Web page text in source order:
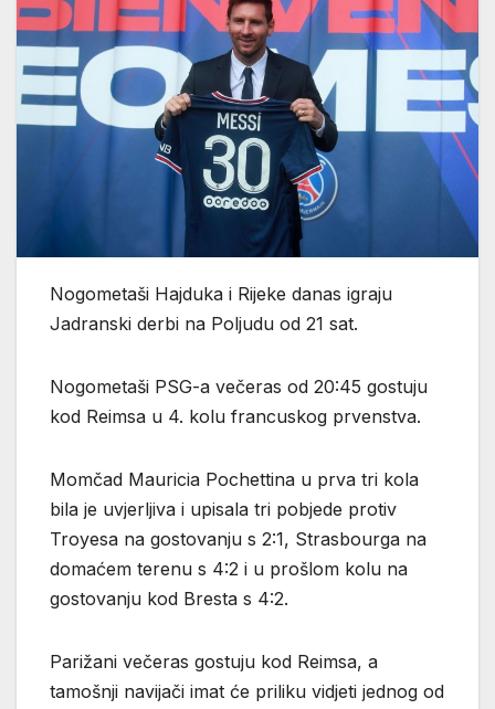
Nogometaši Hajduka i Rijeke danas igraju
Jadranski derbi na Poljudu od 21 sat.
Nogometaši PSG-a večeras od 20:45 gostuju
kod Reimsa u 4. kolu francuskog prvenstva.
Momčad Mauricia Pochettina u prva tri kola
bila je uvjerljiva i upisala tri pobjede protiv
Troyesa na gostovanju s 2:1, Strasbourga na
domaćem terenu s 4:2 i u prošlom kolu na
gostovanju kod Bresta s 4:2.
Parižani večeras gostuju kod Reimsa, a
tamošnji navijači imat će priliku vidjeti jednog od